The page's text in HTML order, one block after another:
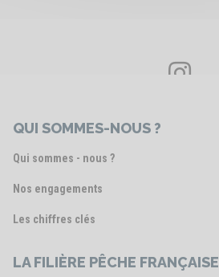
QUI SOMMES-NOUS ?
Qui sommes - nous ?
Nos engagements
Les chiffres clés
LA FILIÈRE PÊCHE FRANÇAISE